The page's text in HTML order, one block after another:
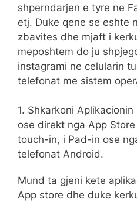
shperndarjen e tyre ne
etj. Duke qene se eshte
zbavites dhe mjaft i
meposhtem do ju
instagrami ne celularin
telefonat me sistem
1. Shkarkoni
ose direkt nga App
touch-in, i Pad-in ose
telefonat Android.
Mund ta gjeni kete
App store dhe duke